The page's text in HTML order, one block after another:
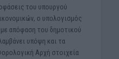
του υπουργού
ο υπολογισμός
με απόφαση του δημοτικού
υπόψη και τα
Αρχή στοιχεία